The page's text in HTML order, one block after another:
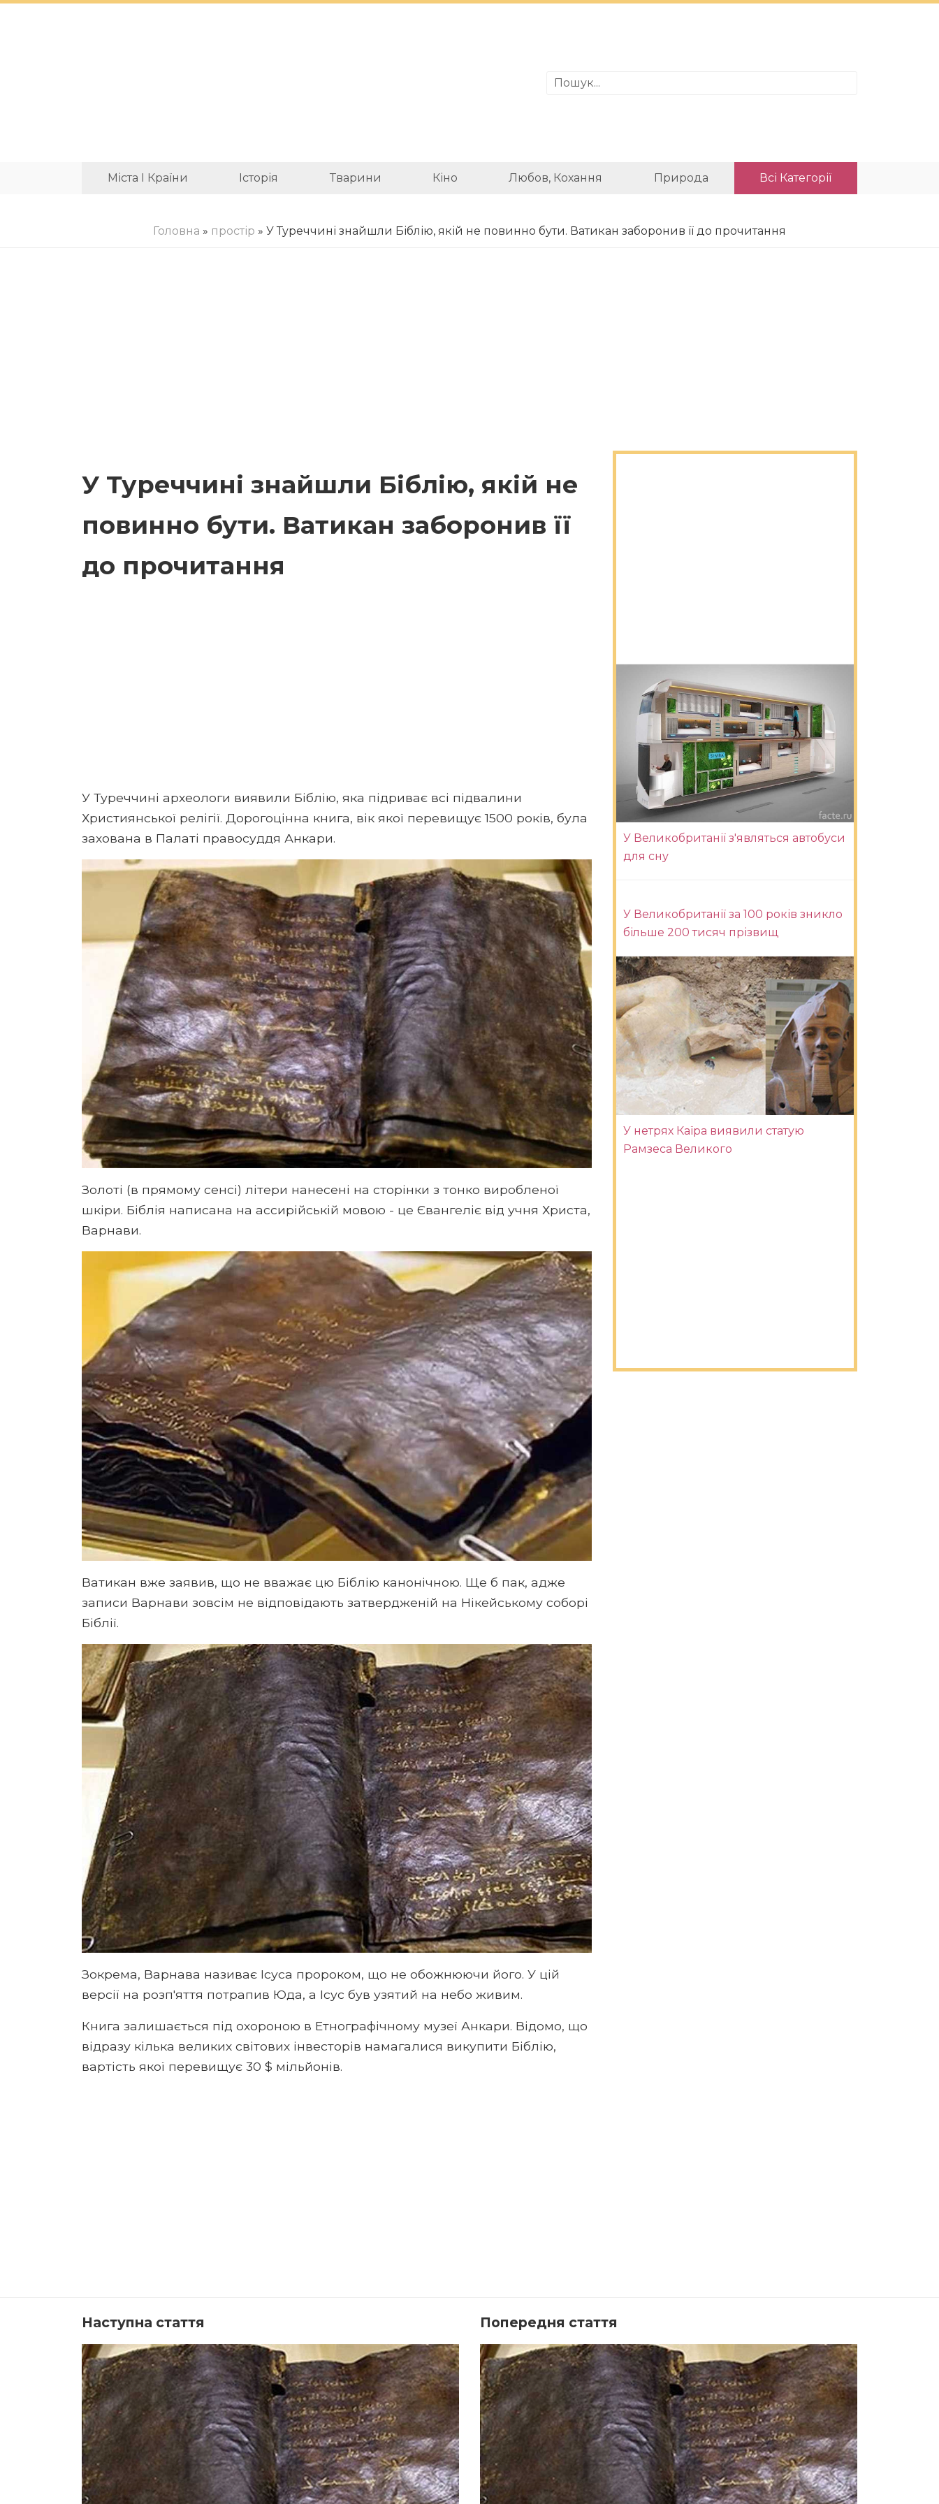
Міста І Країни Історія Тварини Кіно Любов, Кохання Природа Всі Категорії
Головна » простір » У Туреччині знайшли Біблію, якій не повинно бути. Ватикан заборонив її до прочитання
У Туреччині знайшли Біблію, якій не
повинно бути. Ватикан заборонив її
до прочитання
У Туреччині археологи виявили Біблію, яка підриває всі підвалини
Християнської релігії. Дорогоцінна книга, вік якої перевищує 1500 років, була
захована в Палаті правосуддя Анкари.
Золоті (в прямому сенсі) літери нанесені на сторінки з тонко виробленої
шкіри. Біблія написана на ассирійській мовою - це Євангеліє від учня Христа,
Варнави.
Ватикан вже заявив, що не вважає цю Біблію канонічною. Ще б пак, адже
записи Варнави зовсім не відповідають затвердженій на Нікейському соборі
Біблії.
Зокрема, Варнава називає Ісуса пророком, що не обожнюючи його. У цій
версії на розп'яття потрапив Юда, а Ісус був узятий на небо живим.
Книга залишається під охороною в Етнографічному музеї Анкари. Відомо, що
відразу кілька великих світових інвесторів намагалися викупити Біблію,
вартість якої перевищує 30 $ мільйонів.
У Великобританії з'являться автобуси
для сну
У Великобританії за 100 років зникло
більше 200 тисяч прізвищ
У нетрях Каїра виявили статую
Рамзеса Великого
Наступна стаття Попередня стаття